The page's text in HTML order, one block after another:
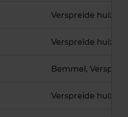
Verspreide huizen
Verspreide huizen
Verspreide huizen